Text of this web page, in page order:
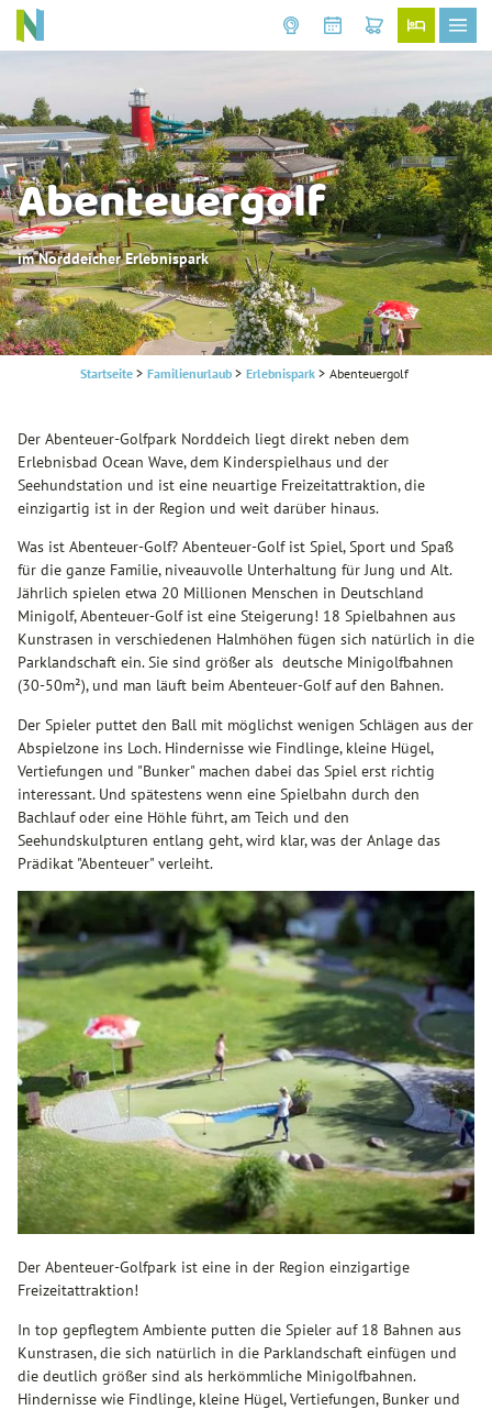
Abenteuergolf
im Norddeicher Erlebnispark
Startseite> Familienurlaub> Erlebnispark> Abenteuergolf
Der Abenteuer-Golfpark Norddeich liegt direkt neben dem
Erlebnisbad Ocean Wave, dem Kinderspielhaus und der
Seehundstation und ist eine neuartige Freizeitattraktion, die
einzigartig ist in der Region und weit darüber hinaus.
Was ist Abenteuer-Golf? Abenteuer-Golf ist Spiel, Sport und Spaß
für die ganze Familie, niveauvolle Unterhaltung für Jung und Alt.
Jährlich spielen etwa 20 Millionen Menschen in Deutschland
Minigolf, Abenteuer-Golf ist eine Steigerung! 18 Spielbahnen aus
Kunstrasen in verschiedenen Halmhöhen fügen sich natürlich in die
Parklandschaft ein. Sie sind größer als deutsche Minigolfbahnen
(30-50m²), und man läuft beim Abenteuer-Golf auf den Bahnen.
Der Spieler puttet den Ball mit möglichst wenigen Schlägen aus der
Abspielzone ins Loch. Hindernisse wie Findlinge, kleine Hügel,
Vertiefungen und "Bunker" machen dabei das Spiel erst richtig
interessant. Und spätestens wenn eine Spielbahn durch den
Bachlauf oder eine Höhle führt, am Teich und den
Seehundskulpturen entlang geht, wird klar, was der Anlage das
Prädikat "Abenteuer" verleiht.
Der Abenteuer-Golfpark ist eine in der Region einzigartige
Freizeitattraktion!
In top gepflegtem Ambiente putten die Spieler auf 18 Bahnen aus
Kunstrasen, die sich natürlich in die Parklandschaft einfügen und
die deutlich größer sind als herkömmliche Minigolfbahnen.
Hindernisse wie Findlinge, kleine Hügel, Vertiefungen, Bunker und